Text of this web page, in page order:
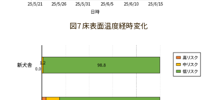
図7 床表面温度経時変化